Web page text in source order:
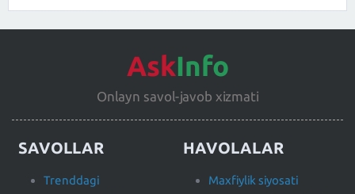
AskInfo
Onlayn savol-javob xizmati
SAVOLLAR
Trenddagi
HAVOLALAR
Maxfiylik siyosati